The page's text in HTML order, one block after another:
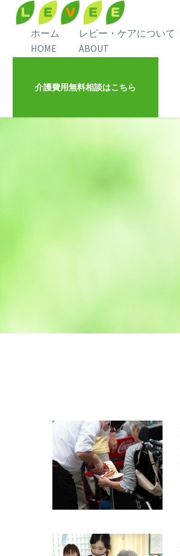
ホーム
HOME
レビー・ケアについて
ABOUT
介護費用無料相談はこちら